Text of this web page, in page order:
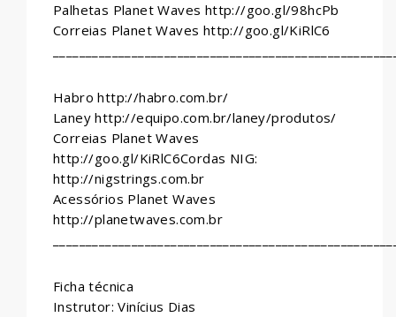
Palhetas Planet Waves http://goo.gl/98hcPb
Correias Planet Waves http://goo.gl/KiRlC6
Habro http://habro.com.br/
Laney http://equipo.com.br/laney/produtos/
Correias Planet Waves
http://goo.gl/KiRlC6Cordas NIG:
http://nigstrings.com.br
Acessórios Planet Waves
http://planetwaves.com.br
Ficha técnica
Instrutor: Vinícius Dias